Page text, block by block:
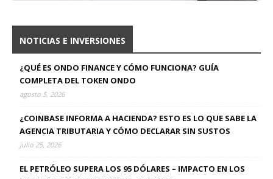
NOTICIAS E INVERSIONES
¿QUÉ ES ONDO FINANCE Y CÓMO FUNCIONA? GUÍA
COMPLETA DEL TOKEN ONDO
agosto 5, 2026
¿COINBASE INFORMA A HACIENDA? ESTO ES LO QUE SABE LA
AGENCIA TRIBUTARIA Y CÓMO DECLARAR SIN SUSTOS
julio 25, 2026
EL PETRÓLEO SUPERA LOS 95 DÓLARES – IMPACTO EN LOS